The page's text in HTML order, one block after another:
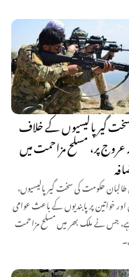
گیر پالیسیوں کے خلاف
پر، مسلح مزاحمت میں
طالبان حکومت کی سخت گیر پالیسیوں،
خواتین پر پابندیوں کے باعث عوامی
جس نے ملک بھر میں مسلح مزاحمت